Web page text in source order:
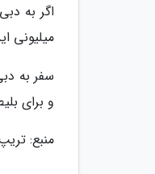
اگر به
میلیونی
سفر به
و برای
منبع: